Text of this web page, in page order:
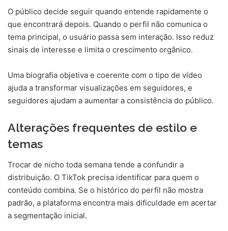
O público decide seguir quando entende rapidamente o
que encontrará depois. Quando o perfil não comunica o
tema principal, o usuário passa sem interação. Isso reduz
sinais de interesse e limita o crescimento orgânico.
Uma biografia objetiva e coerente com o tipo de vídeo
ajuda a transformar visualizações em seguidores, e
seguidores ajudam a aumentar a consistência do público.
Alterações frequentes de estilo e
temas
Trocar de nicho toda semana tende a confundir a
distribuição. O TikTok precisa identificar para quem o
conteúdo combina. Se o histórico do perfil não mostra
padrão, a plataforma encontra mais dificuldade em acertar
a segmentação inicial.